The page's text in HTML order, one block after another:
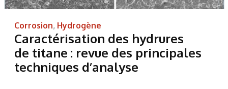
Corrosion, Hydrogène
Caractérisation des hydrures
de titane : revue des principales
techniques d’analyse